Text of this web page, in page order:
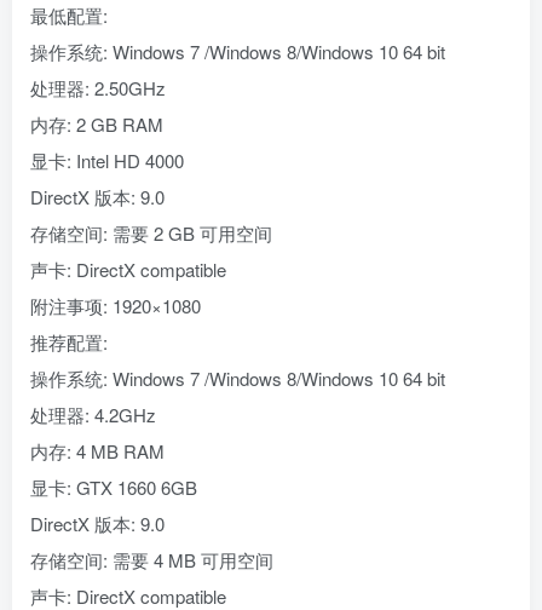
最低配置:
操作系统: Windows 7 /Windows 8/Windows 10 64 bit
处理器: 2.50GHz
内存: 2 GB RAM
显卡: Intel HD 4000
DirectX 版本: 9.0
存储空间: 需要 2 GB 可用空间
声卡: DirectX compatible
附注事项: 1920×1080
推荐配置:
操作系统: Windows 7 /Windows 8/Windows 10 64 bit
处理器: 4.2GHz
内存: 4 MB RAM
显卡: GTX 1660 6GB
DirectX 版本: 9.0
存储空间: 需要 4 MB 可用空间
声卡: DirectX compatible